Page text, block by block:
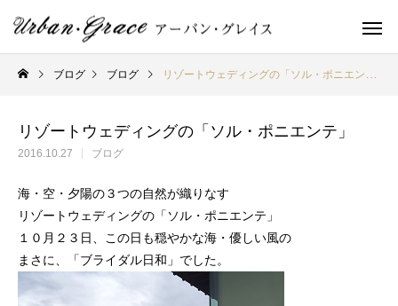
ブログ ブログ リゾートウェディングの「ソル・ポニエンテ」
リゾートウェディングの「ソル・ポニエンテ」
2016.10.27 ブログ
海・空・夕陽の３つの自然が織りなす
リゾートウェディングの「ソル・ポニエンテ」
１０月２３日、この日も穏やかな海・優しい風の
まさに、「ブライダル日和」でした。